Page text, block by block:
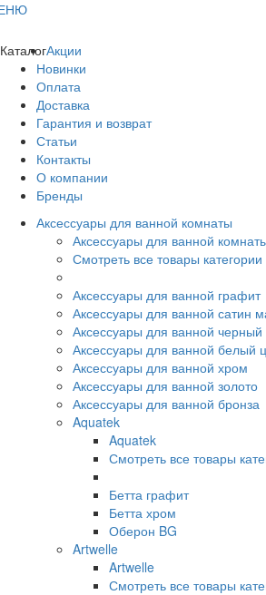
КаталогАкции
Новинки
Оплата
Доставка
Гарантия и возврат
Статьи
Контакты
О компании
Бренды
Аксессуары для ванной комнаты
Аксессуары для ванной
Смотреть все товары категории
Аксессуары для ванной графит
Аксессуары для ванной сатин
Аксессуары для ванной черный
Аксессуары для ванной белый
Аксессуары для ванной хром
Аксессуары для ванной золото
Аксессуары для ванной бронза
Aquatek
Aquatek
Смотреть все товары
Бетта графит
Бетта хром
Оберон BG
Artwelle
Artwelle
Смотреть все товары